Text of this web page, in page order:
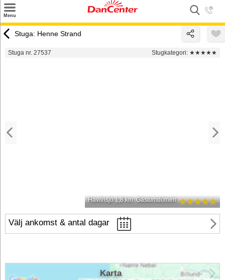
Menu
Tilbud
Stuga: Henne Strand
Stuga nr. 27537 Stugkategori: ★★★★★
Hav/insjö 1,8 km Gästomdömen
Välj ankomst & antal dagar
Karta